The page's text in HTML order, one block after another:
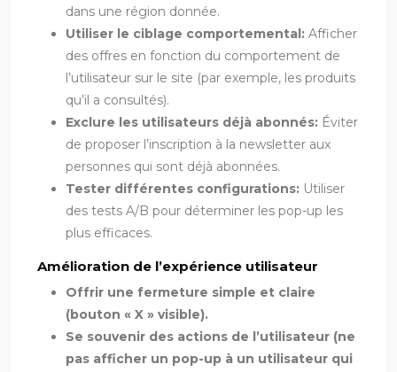
dans une région donnée.
Utiliser le ciblage comportemental: Afficher
des offres en fonction du comportement de
l’utilisateur sur le site (par exemple, les produits
qu’il a consultés).
Exclure les utilisateurs déjà abonnés: Éviter
de proposer l’inscription à la newsletter aux
personnes qui sont déjà abonnées.
Tester différentes configurations: Utiliser
des tests A/B pour déterminer les pop-up les
plus efficaces.
Amélioration de l’expérience utilisateur
Offrir une fermeture simple et claire
(bouton « X » visible).
Se souvenir des actions de l’utilisateur (ne
pas afficher un pop-up à un utilisateur qui